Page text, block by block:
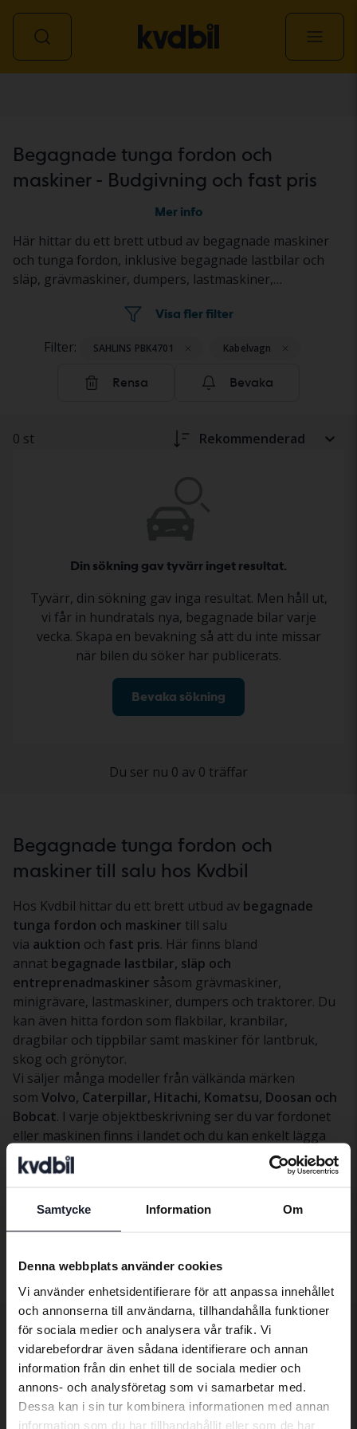
Samtycke Information Om
Denna webbplats använder cookies
Vi använder enhetsidentifierare för att anpassa innehållet
och annonserna till användarna, tillhandahålla funktioner
för sociala medier och analysera vår trafik. Vi
vidarebefordrar även sådana identifierare och annan
information från din enhet till de sociala medier och
annons- och analysföretag som vi samarbetar med.
Dessa kan i sin tur kombinera informationen med annan
information som du har tillhandahållit eller som de har
Begagnade tunga fordon och
maskiner - Budgivning och fast pris
Mer info
Här hittar du ett brett utbud av begagnade maskiner
och tunga fordon, inklusive begagnade lastbilar och
släp, grävmaskiner, dumpers, lastmaskiner,
anläggningsmaskiner. Objekten säljs genom
maskinerna står på en Kvdbil-anläggning eller hos
säljaren. Statusen beskrivs i annonsen enligt ett
standardiserat dokumentationsprotokoll, så att du får
du köper tunga fordon och maskiner hos Kvdbilhär
Visa fler filter
Filter: SAHLINS PBK4701 Kabelvagn
Rensa Bevaka
0 st Rekommenderad
Din sökning gav tyvärr inget resultat.
Tyvärr, din sökning gav inga resultat. Men håll ut,
vi får in hundratals nya, begagnade bilar varje
vecka. Skapa en bevakning så att du inte missar
när bilen du söker har publicerats.
Bevaka sökning
Du ser nu 0 av 0 träffar
Begagnade tunga fordon och
maskiner till salu hos Kvdbil
Hos Kvdbil hittar du ett brett utbud av begagnade
tunga fordon och maskiner till salu
via auktion och fast pris. Här finns bland
annat begagnade lastbilar, släp och
entreprenadmaskiner såsom grävmaskiner,
minigrävare, lastmaskiner, dumpers och traktorer. Du
kan även hitta fordon som flakbilar, kranbilar,
dragbilar och tippbilar samt maskiner för lantbruk,
skog och grönytor.
Vi säljer många modeller från välkända märken
som Volvo, Caterpillar, Hitachi, Komatsu, Doosan och
Bobcat. I varje objektbeskrivning ser du var fordonet
eller maskinen finns i landet och du kan enkelt lägga
bud och följa budgivningen online.
Hittar du inte rätt objekt kan du skapa en bevakning
publiceras på kvd.se. Vill du istället
sälja ett fordon
eller en maskinhjälper Kvdbil dig genom hela affären.
Övriga tjänster
Transportera bilen dit du önskar
Exportera till utlandet
Preferred language
We have detected that your browser
Swedish. To better service our friends
abroad we have an English language
site (kvdcars.com) that contains all the
same vehicles and services.
Continue in Swedish